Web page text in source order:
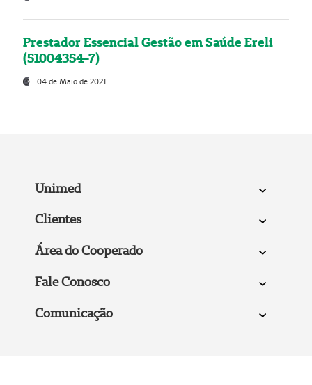
Prestador Essencial Gestão em Saúde Ereli
(51004354-7)
04 de Maio de 2021
Unimed
Clientes
Área do Cooperado
Fale Conosco
Comunicação